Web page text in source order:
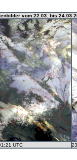
vom 22.03. bis
UTC